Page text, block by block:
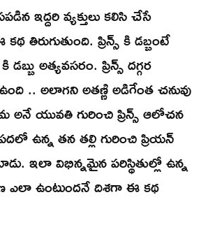
ఇద్దరి వ్యక్తులు కలిసి చేసే
తిరుగుతుంది. ప్రిన్స్ కి డబ్బంటే
అత్యవసరం. ప్రిన్స్ దగ్గర
.. అలాగని అతణ్ణి అడిగేంత చనువు
అనే యువతి గురించి ప్రిన్స్ ఆలోచన
ఉన్న తన తల్లి గురించి ప్రియన్
ఇలా విభిన్నమైన పరిస్థితుల్లో ఉన్న
ఎలా ఉంటుందనే దిశగా ఈ కథ